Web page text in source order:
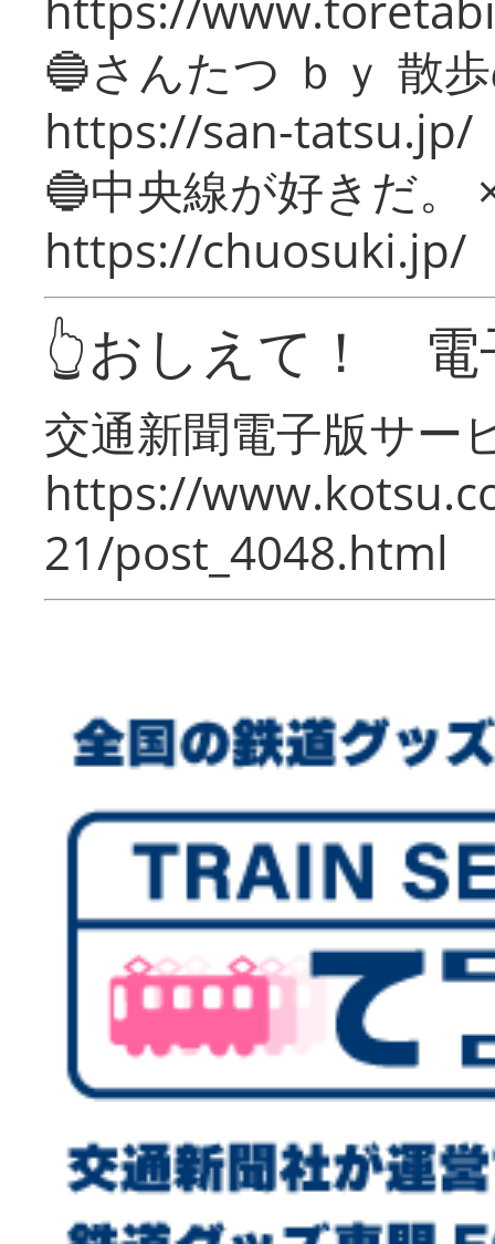
🔵さんたつ ｂｙ 散
https://san-tatsu.jp/
🔵中央線が好きだ。
https://chuosuki.jp/
👆おしえて！ 電
交通新聞電子版サー
https://
21/post_4048.html